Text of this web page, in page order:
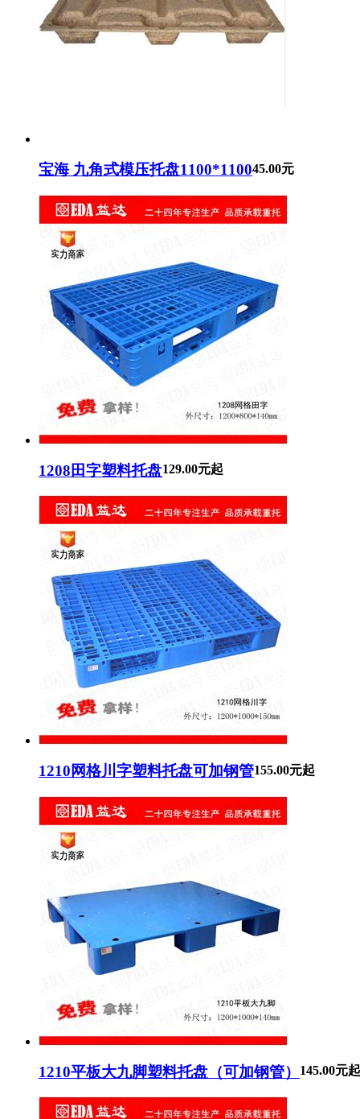
宝海 九角式模压托盘1100*110045.00元
1208田字塑料托盘129.00元起
1210网格川字塑料托盘可加钢管155.00元起
1210平板大九脚塑料托盘（可加钢管） 145.00元起